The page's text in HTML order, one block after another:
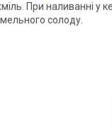
При наливанні у
солоду.